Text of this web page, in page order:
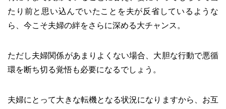
たり前と思い込んでいたことを夫が反省しているような
ら、今こそ夫婦の絆をさらに深める大チャンス。
ただし夫婦関係があまりよくない場合、大胆な行動で悪循
環を断ち切る覚悟も必要になるでしょう。
夫婦にとって大きな転機となる状況になりますから、お互